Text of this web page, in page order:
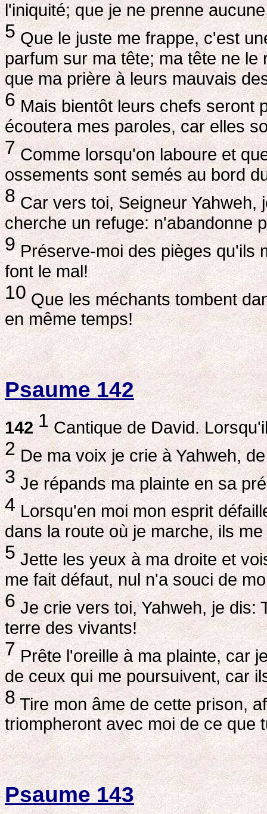
l'iniquité; que je ne prenne
5Que le juste me frappe, c'est
parfum sur ma tête; ma tête ne
que ma prière à leurs mauvais
6Mais bientôt leurs chefs seront
écoutera mes paroles, car elles
7Comme lorsqu'on laboure et
ossements sont semés au bord
8Car vers toi, Seigneur Yahweh,
cherche un refuge: n'abandonne
9Préserve-moi des pièges qu'ils
font le mal!
10Que les méchants tombent
en même temps!
Psaume 142
142 1Cantique de David.
2De ma voix je crie à Yahweh,
3Je répands ma plainte en sa
4Lorsqu'en moi mon esprit
dans la route où je marche, ils
5Jette les yeux à ma droite et
me fait défaut, nul n'a souci de
6Je crie vers toi, Yahweh, je dis:
terre des vivants!
7Prête l'oreille à ma plainte, car
de ceux qui me poursuivent, car
8Tire mon âme de cette prison,
triompheront avec moi de ce que
Psaume 143